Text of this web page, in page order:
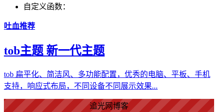
自定义函数：
吐血推荐
tob主题 新一代主题
tob 扁平化、简洁风、多功能配置，优秀的电脑、平板、手机
支持，响应式布局，不同设备不同展示效果...
追光网博客
爱情美好了！
心情舒畅了！